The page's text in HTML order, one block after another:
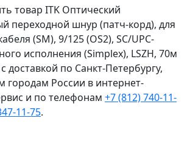
товар ITK Оптический
переходной шнур (патч-корд), для
(SM), 9/125 (OS2), SC/UPC-
исполнения (Simplex), LSZH, 70м
доставкой по Санкт-Петербургу,
городам России в интернет-
и по телефонам +7 (812) 740-11-
11-75.